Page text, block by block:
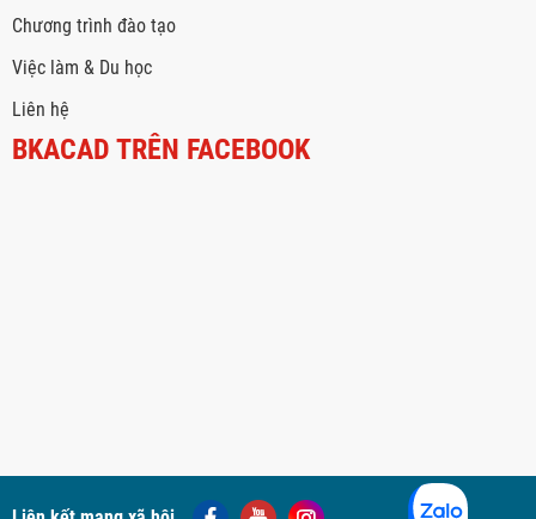
Chương trình đào tạo
Việc làm & Du học
Liên hệ
BKACAD TRÊN FACEBOOK